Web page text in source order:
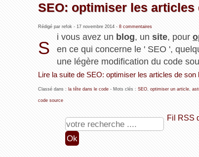
SEO: optimiser les
Rédigé par refok - 17 novembre 2014- 8 commentaires
S
i vous avez un blog, un site, pour
en ce qui concerne le ' SEO ',
une légère modification du code
Lire la suite de SEO: optimiser les articles de son
Classé dans : la tête dans le code- Mots clés : SEO, optimiser un article,
code source
Fil RSS